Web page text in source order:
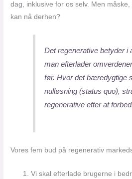
dag, inklusive for os selv. Men
kan nå derhen?
Det regenerative betyder i
man efterlader
før. Hvor det bæredygtige
nulløsning (status quo),
regenerative efter at
Vores fem bud på regenerativ
Vi skal efterlade brugerne i